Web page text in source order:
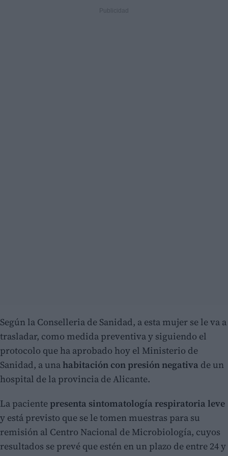
Según la Conselleria de Sanidad, a esta mujer se le va a
trasladar, como medida preventiva y siguiendo el
protocolo que ha aprobado hoy el Ministerio de
Sanidad, a unahabitación con presión negativa de un
hospital de la provincia de Alicante.
La pacientepresenta sintomatología respiratoria leve
y está previsto que se le tomen muestras para su
remisión al Centro Nacional de Microbiología, cuyos
resultados se prevé que estén en un plazo de entre 24 y